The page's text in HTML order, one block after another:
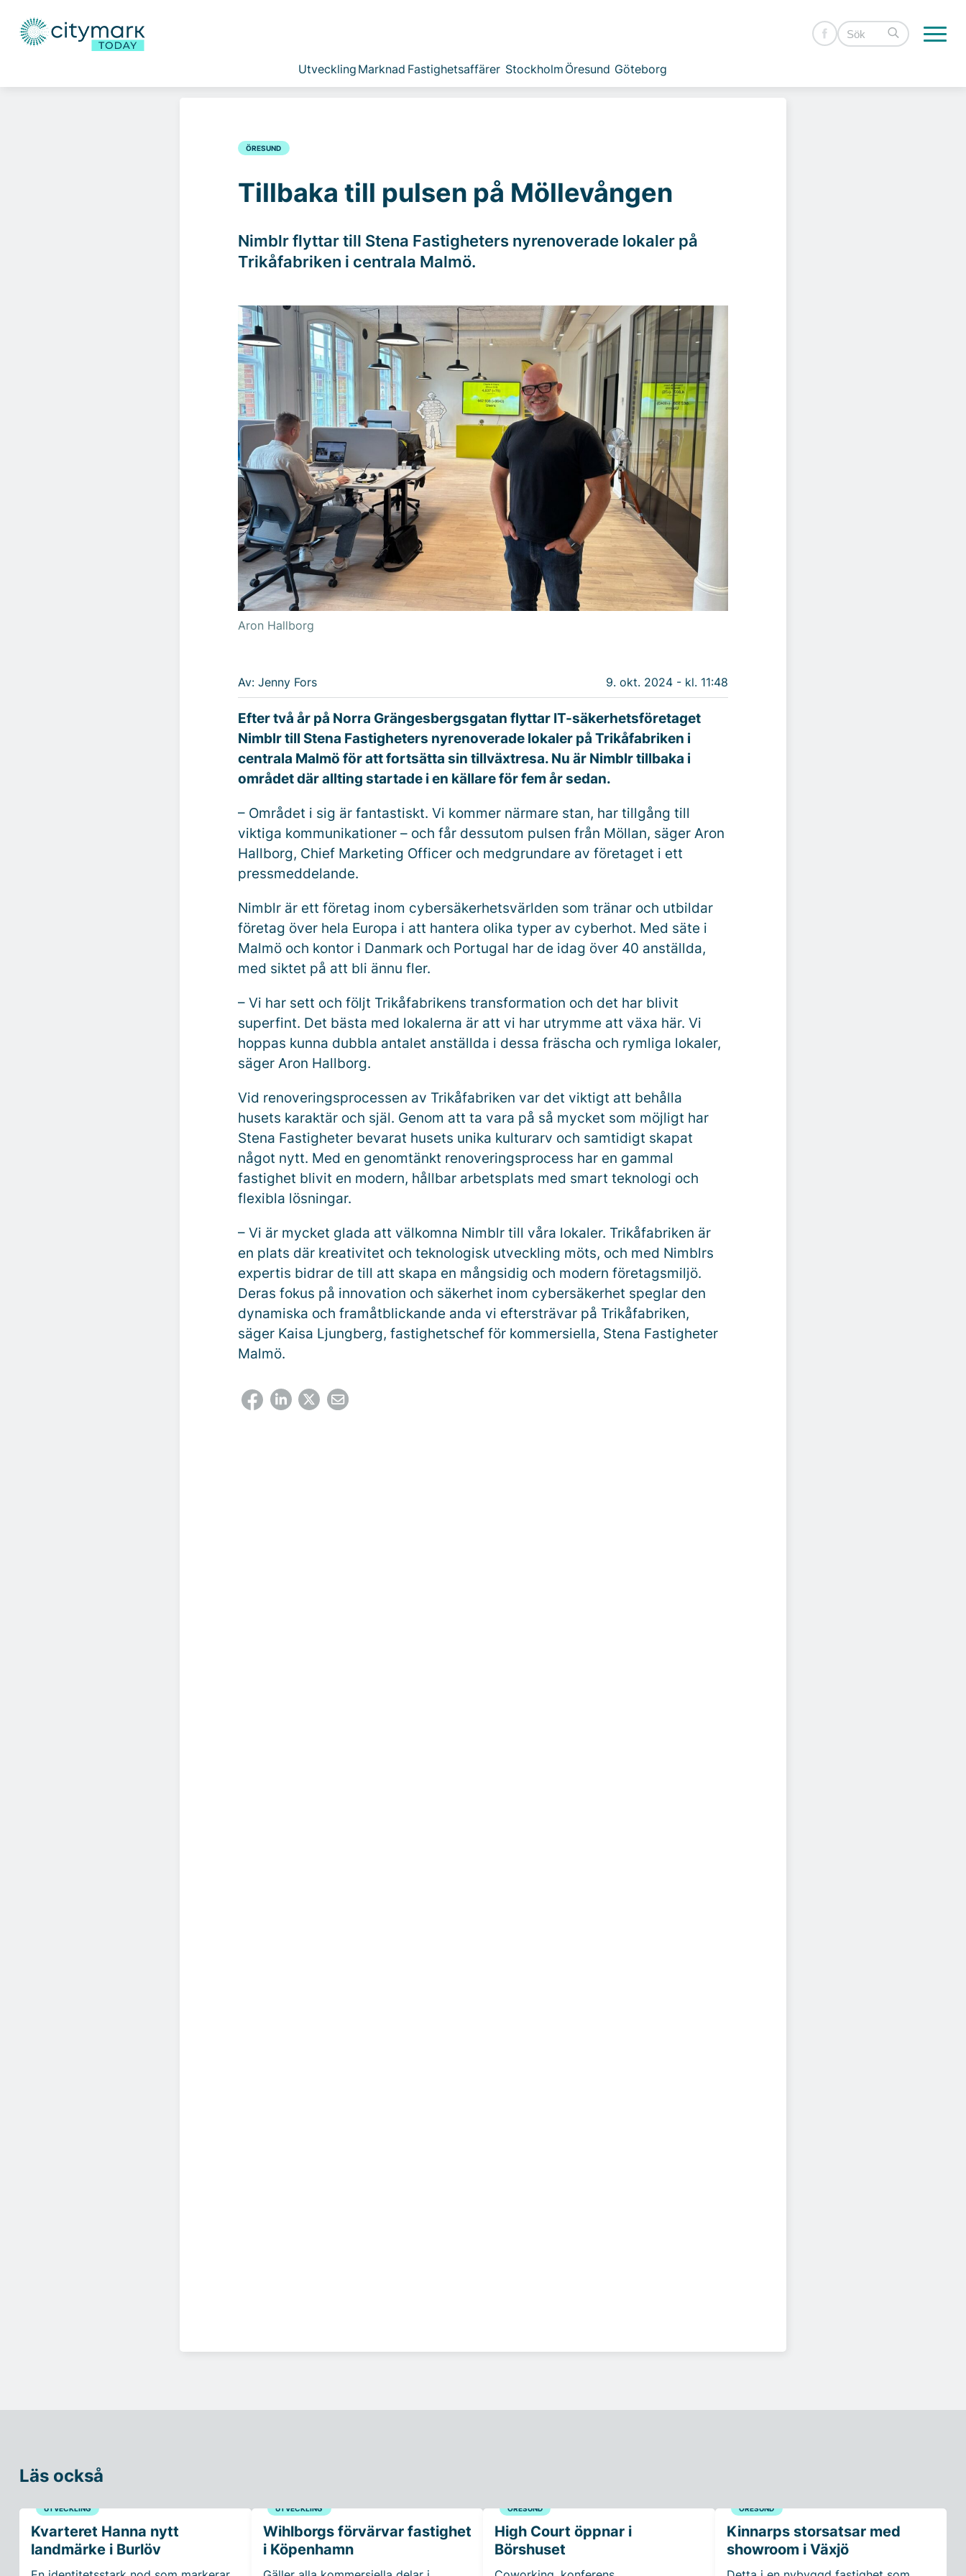
Utveckling Marknad Fastighetsaffärer Stockholm Öresund Göteborg
ÖRESUND
Tillbaka till pulsen på Möllevången
Nimblr flyttar till Stena Fastigheters nyrenoverade lokaler på
Trikåfabriken i centrala Malmö.
Aron Hallborg
Av: Jenny Fors 9. okt. 2024 - kl. 11:48
Efter två år på Norra Grängesbergsgatan flyttar IT-säkerhetsföretaget
Nimblr till Stena Fastigheters nyrenoverade lokaler på Trikåfabriken i
centrala Malmö för att fortsätta sin tillväxtresa. Nu är Nimblr tillbaka i
området där allting startade i en källare för fem år sedan.
– Området i sig är fantastiskt. Vi kommer närmare stan, har tillgång till
viktiga kommunikationer – och får dessutom pulsen från Möllan, säger Aron
Hallborg, Chief Marketing Officer och medgrundare av företaget i ett
pressmeddelande.
Nimblr är ett företag inom cybersäkerhetsvärlden som tränar och utbildar
företag över hela Europa i att hantera olika typer av cyberhot. Med säte i
Malmö och kontor i Danmark och Portugal har de idag över 40 anställda,
med siktet på att bli ännu fler.
– Vi har sett och följt Trikåfabrikens transformation och det har blivit
superfint. Det bästa med lokalerna är att vi har utrymme att växa här. Vi
hoppas kunna dubbla antalet anställda i dessa fräscha och rymliga lokaler,
säger Aron Hallborg.
Vid renoveringsprocessen av Trikåfabriken var det viktigt att behålla
husets karaktär och själ. Genom att ta vara på så mycket som möjligt har
Stena Fastigheter bevarat husets unika kulturarv och samtidigt skapat
något nytt. Med en genomtänkt renoveringsprocess har en gammal
fastighet blivit en modern, hållbar arbetsplats med smart teknologi och
flexibla lösningar.
– Vi är mycket glada att välkomna Nimblr till våra lokaler. Trikåfabriken är
en plats där kreativitet och teknologisk utveckling möts, och med Nimblrs
expertis bidrar de till att skapa en mångsidig och modern företagsmiljö.
Deras fokus på innovation och säkerhet inom cybersäkerhet speglar den
dynamiska och framåtblickande anda vi eftersträvar på Trikåfabriken,
säger Kaisa Ljungberg, fastighetschef för kommersiella, Stena Fastigheter
Malmö.
Läs också
UTVECKLING
Kvarteret Hanna nytt
landmärke i Burlöv
UTVECKLING
Wihlborgs förvärvar fastighet
i Köpenhamn
ÖRESUND
High Court öppnar i
Börshuset
ÖRESUND
Kinnarps storsatsar med
showroom i Växjö